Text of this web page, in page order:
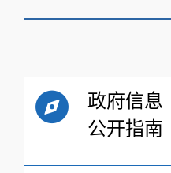
政府信息
公开指南